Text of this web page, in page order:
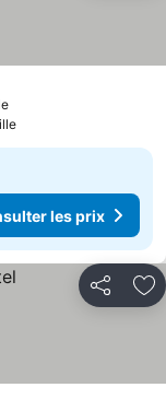
les prix
Partager